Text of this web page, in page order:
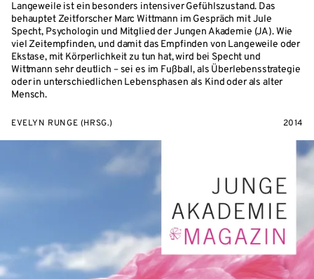
Langeweile ist ein besonders intensiver Gefühlszustand. Das
behauptet Zeitforscher Marc Wittmann im Gespräch mit Jule
Specht, Psychologin und Mitglied der Jungen Akademie (JA). Wie
viel Zeitempfinden, und damit das Empfinden von Langeweile oder
Ekstase, mit Körperlichkeit zu tun hat, wird bei Specht und
Wittmann sehr deutlich – sei es im Fußball, als Überlebensstrategie
oder in unterschiedlichen Lebensphasen als Kind oder als alter
Mensch.
EVELYN RUNGE (HRSG.) 2014